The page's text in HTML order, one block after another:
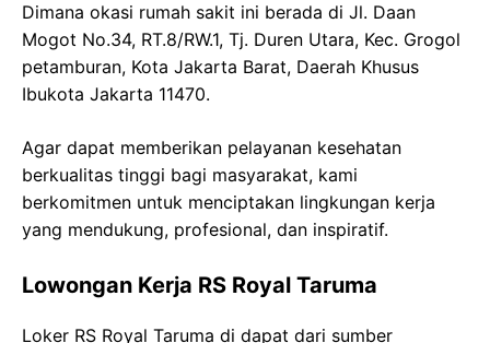
Dimana okasi rumah sakit ini berada di Jl. Daan
Mogot No.34, RT.8/RW.1, Tj. Duren Utara, Kec. Grogol
petamburan, Kota Jakarta Barat, Daerah Khusus
Ibukota Jakarta 11470.
Agar dapat memberikan pelayanan kesehatan
berkualitas tinggi bagi masyarakat, kami
berkomitmen untuk menciptakan lingkungan kerja
yang mendukung, profesional, dan inspiratif.
Lowongan Kerja RS Royal Taruma
Loker RS Royal Taruma di dapat dari sumber